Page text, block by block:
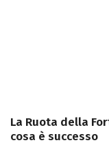
La Ruota della
cosa è successo